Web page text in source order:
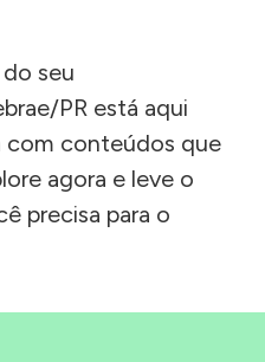
seu
PR está aqui
com conteúdos que
agora e leve o
precisa para o